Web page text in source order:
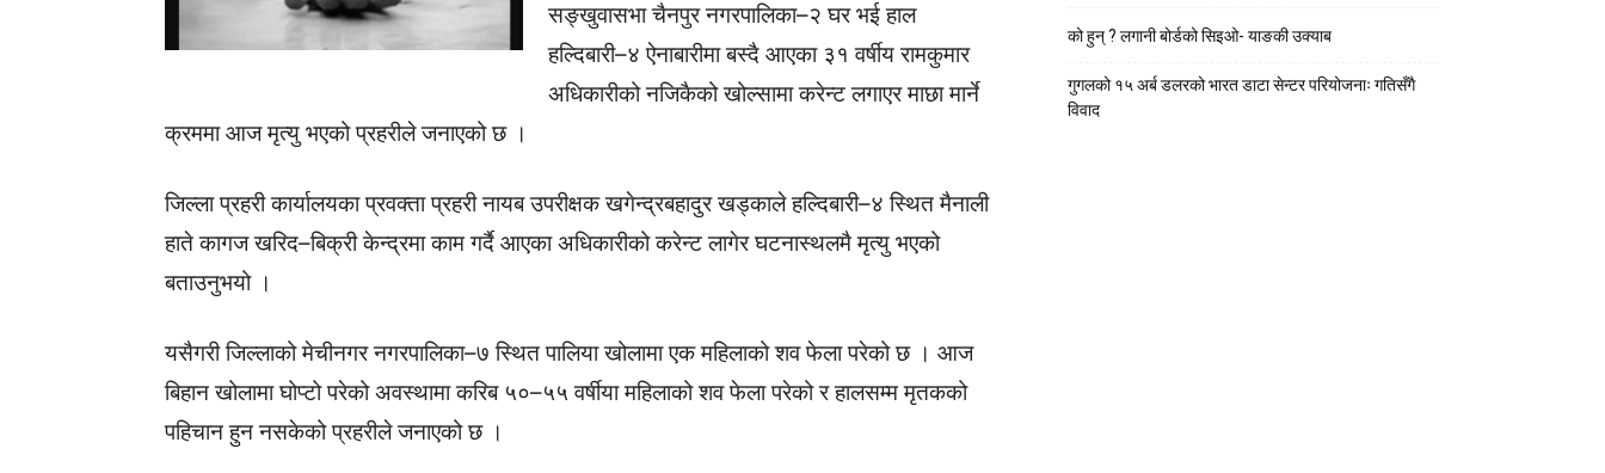
सङ्खुवासभा चैनपुर नगरपालिका–२ घर भई हाल
हल्दिबारी–४ ऐनाबारीमा बस्दै आएका ३१ वर्षीय रामकुमार
अधिकारीको नजिकैको खोल्सामा करेन्ट लगाएर माछा मार्ने
क्रममा आज मृत्यु भएको प्रहरीले जनाएको छ ।
जिल्ला प्रहरी कार्यालयका प्रवक्ता प्रहरी नायब उपरीक्षक खगेन्द्रबहादुर खड्काले हल्दिबारी–४ स्थित मैनाली
हाते कागज खरिद–बिक्री केन्द्रमा काम गर्दै आएका अधिकारीको करेन्ट लागेर घटनास्थलमै मृत्यु भएको
बताउनुभयो ।
यसैगरी जिल्लाको मेचीनगर नगरपालिका–७ स्थित पालिया खोलामा एक महिलाको शव फेला परेको छ । आज
बिहान खोलामा घोप्टो परेको अवस्थामा करिब ५०–५५ वर्षीया महिलाको शव फेला परेको र हालसम्म मृतकको
पहिचान हुन नसकेको प्रहरीले जनाएको छ ।
को हुन् ? लगानी बोर्डको सिइओ- याङकी उक्याब
गुगलको १५ अर्ब डलरको भारत डाटा सेन्टर परियोजनाः गतिसँगै
विवाद